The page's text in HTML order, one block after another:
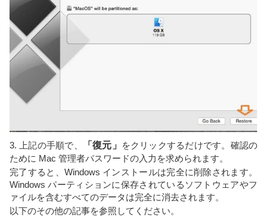
3. 上記の手順で、 「復元」
をクリックするだけです。確認の
ために Mac 管理者パスワードの入力を求められます。
完了すると、Windows インストールは完全に削除されます。
Windows パーティションに保存されているソフトウェアやフ
ァイルを含むすべてのデータは完全に消去されます。
以下のその他の記事を参照してください。